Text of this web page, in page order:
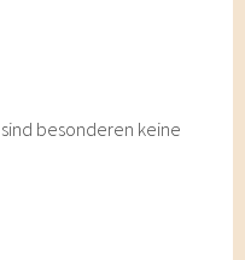
besonderen keine